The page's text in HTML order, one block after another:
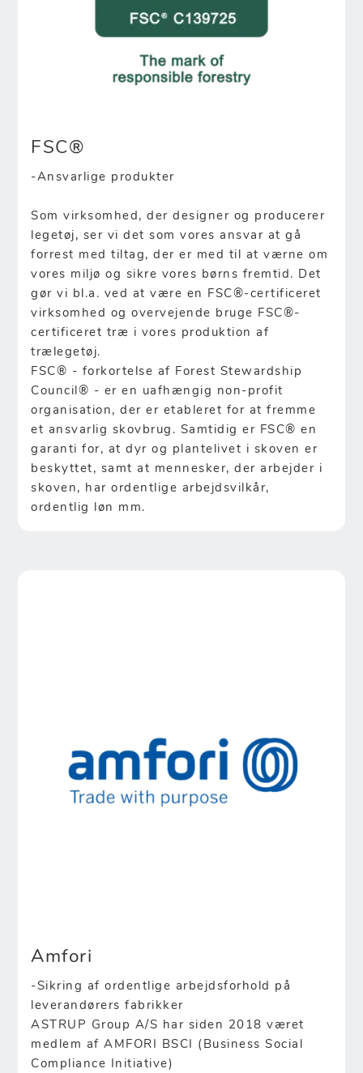
FSC®
-Ansvarlige produkter
Som virksomhed, der designer og producerer
legetøj, ser vi det som vores ansvar at gå
forrest med tiltag, der er med til at værne om
vores miljø og sikre vores børns fremtid. Det
gør vi bl.a. ved at være en FSC®-certificeret
virksomhed og overvejende bruge FSC®-
certificeret træ i vores produktion af
trælegetøj.
FSC® - forkortelse af Forest Stewardship
Council® - er en uafhængig non-profit
organisation, der er etableret for at fremme
et ansvarlig skovbrug. Samtidig er FSC® en
garanti for, at dyr og plantelivet i skoven er
beskyttet, samt at mennesker, der arbejder i
skoven, har ordentlige arbejdsvilkår,
ordentlig løn mm.
Amfori
-Sikring af ordentlige arbejdsforhold på
leverandørers fabrikker
ASTRUP Group A/S har siden 2018 været
medlem af AMFORI BSCI (Business Social
Compliance Initiative)